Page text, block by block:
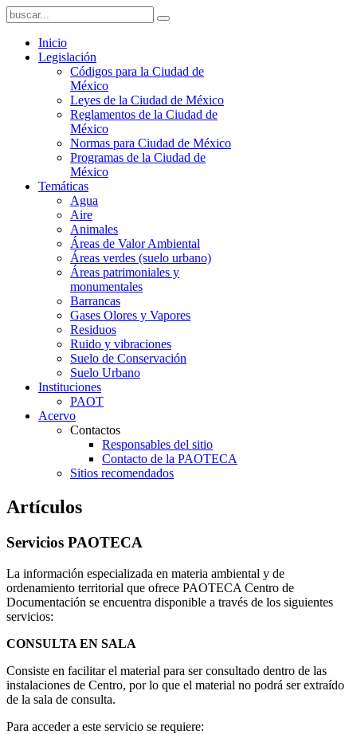
Inicio
Legislación
Códigos para la Ciudad de
México
Leyes de la Ciudad de México
Reglamentos de la Ciudad de
México
Normas para Ciudad de México
Programas de la Ciudad de
México
Temáticas
Agua
Aire
Animales
Áreas de Valor Ambiental
Áreas verdes (suelo urbano)
Áreas patrimoniales y
monumentales
Barrancas
Gases Olores y Vapores
Residuos
Ruido y vibraciones
Suelo de Conservación
Suelo Urbano
Instituciones
PAOT
Acervo
Contactos
Responsables del sitio
Contacto de la PAOTECA
Sitios recomendados
Artículos
Servicios PAOTECA
La información especializada en materia ambiental y de
ordenamiento territorial que ofrece PAOTECA Centro de
Documentación se encuentra disponible a través de los siguientes
servicios:
CONSULTA EN SALA
Consiste en facilitar el material para ser consultado dentro de las
instalaciones de Centro, por lo que el material no podrá ser extraído
de la sala de consulta.
Para acceder a este servicio se requiere: